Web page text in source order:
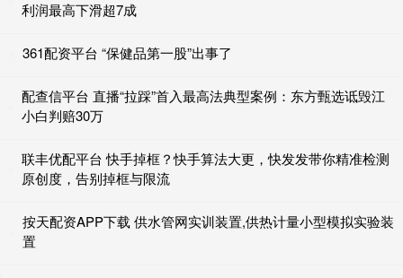
利润最高下滑超7成
361配资平台 “保健品第一股”出事了
配查信平台 直播“拉踩”首入最高法典型案例：东方甄选诋毁江
小白判赔30万
联丰优配平台 快手掉框？快手算法大更，快发发带你精准检测
原创度，告别掉框与限流
按天配资APP下载 供水管网实训装置,供热计量小型模拟实验装
置